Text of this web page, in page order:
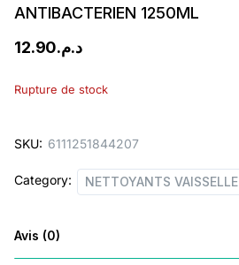
ANTIBACTERIEN 1250ML
د.م.12.90
Rupture de stock
SKU: 6111251844207
Category: NETTOYANTS VAISSELLE
Avis (0)